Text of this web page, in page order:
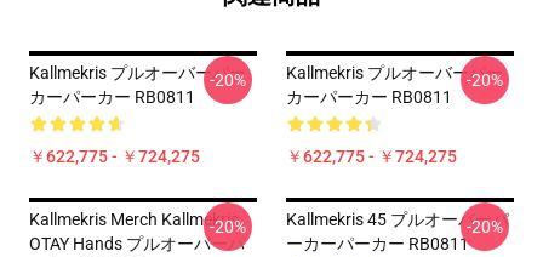
Kallmekris プルオーバーパー
カーパーカー RB0811
￥622,775 - ￥724,275
-20%
Kallmekris プルオーバーパー
カーパーカー RB0811
￥622,775 - ￥724,275
-20%
Kallmekris Merch Kallmekris
OTAY Hands プルオーバーパ
-20%
Kallmekris 45 プルオーバーパ
ーカーパーカー RB0811
-20%